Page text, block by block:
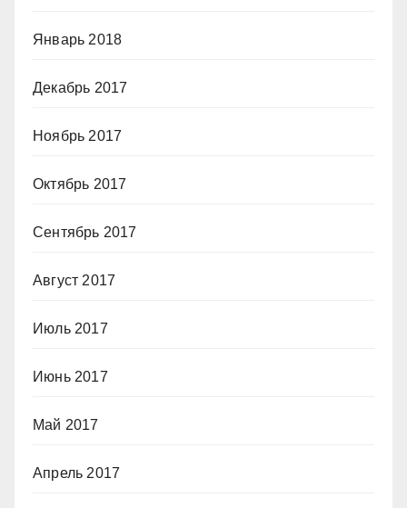
Январь 2018
Декабрь 2017
Ноябрь 2017
Октябрь 2017
Сентябрь 2017
Август 2017
Июль 2017
Июнь 2017
Май 2017
Апрель 2017